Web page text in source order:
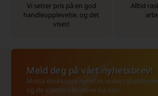
Vi setter pris på en god
handleopplevelse, og det
vises!
Alltid
Meld deg på vårt nyhetsbrev!
Motta eksklusive nyheter, unike
og de villeste tilbudene fra oss!